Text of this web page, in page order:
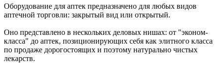
Оборудование для аптек предназначено для любых видов
аптечной торговли: закрытый вид или открытый.
Оно представлено в нескольких деловых нишах: от "эконом-
класса" до аптек, позиционирующих себя как элитного класса
по продаже дорогостоящих и поэтому натурально чистых
лекарств.